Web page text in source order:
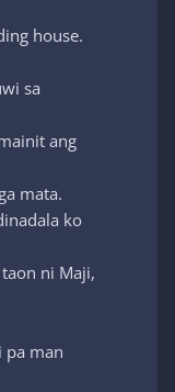
house.
sa
ang
mata.
ko
ni Maji,
pa man